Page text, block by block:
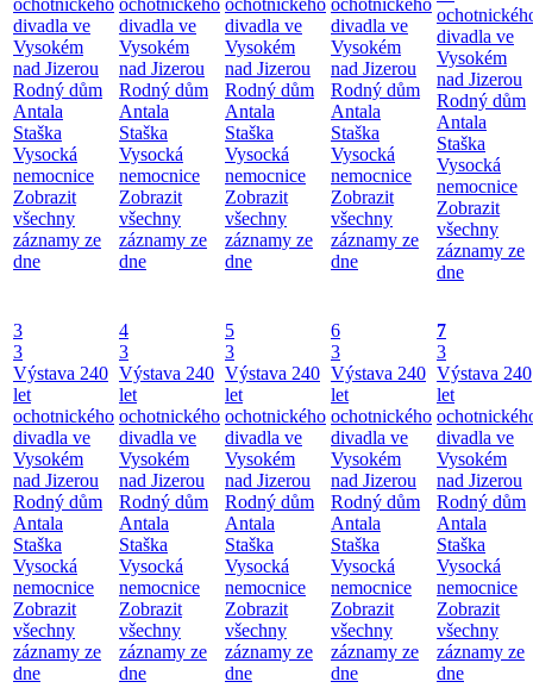
ochotnického
divadla ve
Vysokém
nad Jizerou
Rodný dům
Antala
Staška
Vysocká
nemocnice
Zobrazit
všechny
záznamy ze
dne
ochotnického
divadla ve
Vysokém
nad Jizerou
Rodný dům
Antala
Staška
Vysocká
nemocnice
Zobrazit
všechny
záznamy ze
dne
ochotnického
divadla ve
Vysokém
nad Jizerou
Rodný dům
Antala
Staška
Vysocká
nemocnice
Zobrazit
všechny
záznamy ze
dne
ochotnického
divadla ve
Vysokém
nad Jizerou
Rodný dům
Antala
Staška
Vysocká
nemocnice
Zobrazit
všechny
záznamy ze
dne
divadla ve
Vysokém
nad Jizerou
Rodný dům
Antala
Staška
Vysocká
nemocnice
Zobrazit
všechny
záznamy ze
dne
3
3
Výstava 240
let
ochotnického
divadla ve
Vysokém
nad Jizerou
Rodný dům
Antala
Staška
Vysocká
nemocnice
Zobrazit
všechny
záznamy ze
dne
4
3
Výstava 240
let
ochotnického
divadla ve
Vysokém
nad Jizerou
Rodný dům
Antala
Staška
Vysocká
nemocnice
Zobrazit
všechny
záznamy ze
dne
5
3
Výstava 240
let
ochotnického
divadla ve
Vysokém
nad Jizerou
Rodný dům
Antala
Staška
Vysocká
nemocnice
Zobrazit
všechny
záznamy ze
dne
6
3
Výstava 240
let
ochotnického
divadla ve
Vysokém
nad Jizerou
Rodný dům
Antala
Staška
Vysocká
nemocnice
Zobrazit
všechny
záznamy ze
dne
7
3
Výstava 240
let
divadla ve
Vysokém
nad Jizerou
Rodný dům
Antala
Staška
Vysocká
nemocnice
Zobrazit
všechny
záznamy ze
dne